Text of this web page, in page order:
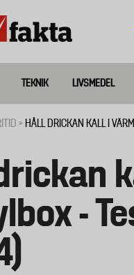
TEKNIK LIVSMEDEL
HÅLL DRICKAN KALL I
-